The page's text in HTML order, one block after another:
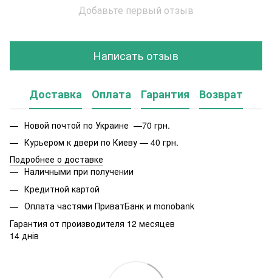
Добавьте первый отзыв
Написать отзыв
Доставка Оплата Гарантия Возврат
Новой почтой по Украине —70 грн.
Курьером к двери по Киеву — 40 грн.
Подробнее о доставке
Наличными при получении
Кредитной картой
Оплата частями ПриватБанк и monobank
Гарантия от производителя 12 месяцев
14 днів